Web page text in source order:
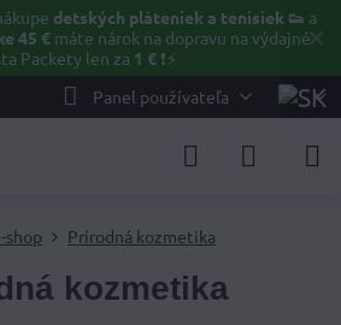
✕
detských pláteniek a tenisiek 👟 a
45 €máte nárok na dopravu na výdajné
Packety len za 1 € ❗⚡️
Panel používateľa
shop Prírodná kozmetika
kozmetika